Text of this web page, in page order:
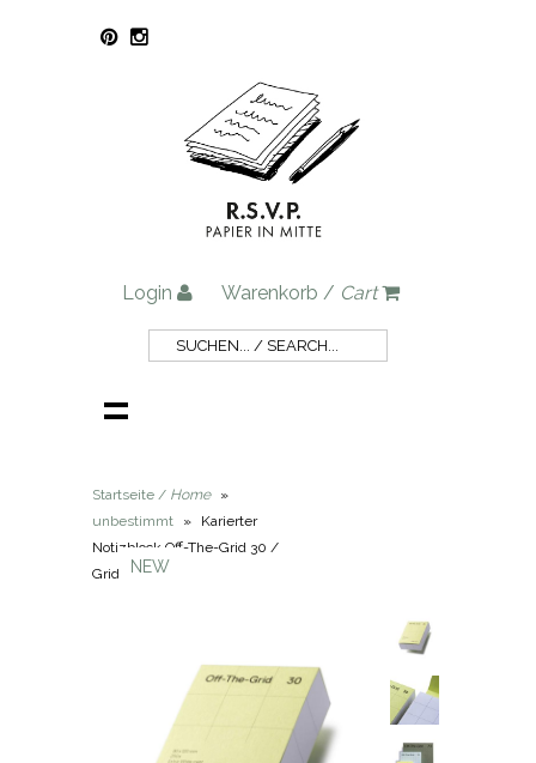
Login Warenkorb / Cart
Startseite / Home
»
unbestimmt
»
Karierter
Notizblock Off-The-Grid 30 /
Grid Notepad
NEW